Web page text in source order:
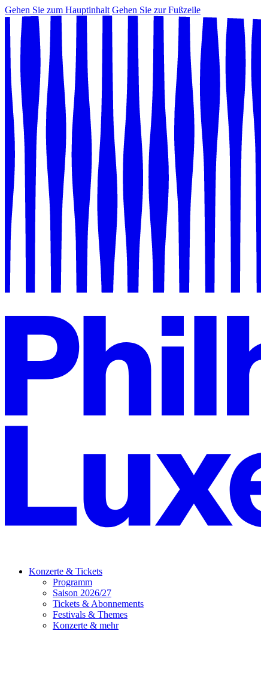
Gehen Sie zum Hauptinhalt Gehen Sie zur Fußzeile
Konzerte & Tickets
Programm
Saison 2026/27
Tickets & Abonnements
Festivals & Themes
Konzerte & mehr